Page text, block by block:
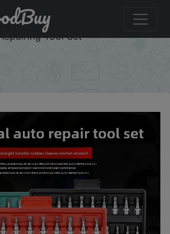
: NEW Family Tools Kit 46 Piece
Repair Tool Ratchet Torque
Tool Set